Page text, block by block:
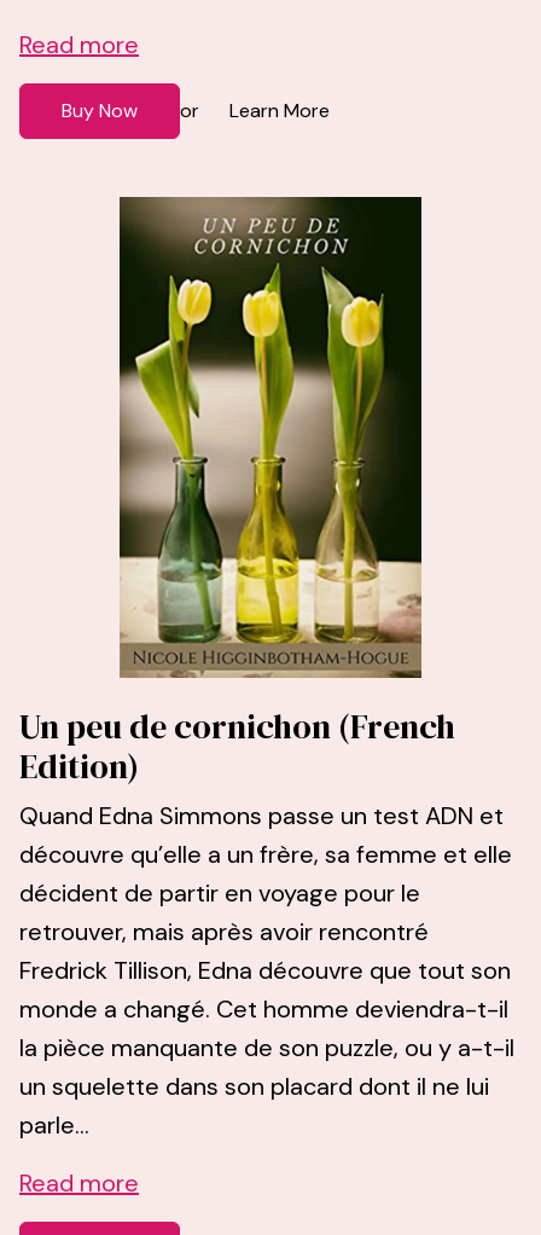
Read more
Buy Now or Learn More
Un peu de cornichon (French
Edition)
Quand Edna Simmons passe un test ADN et
découvre qu’elle a un frère, sa femme et elle
décident de partir en voyage pour le
retrouver, mais après avoir rencontré
Fredrick Tillison, Edna découvre que tout son
monde a changé. Cet homme deviendra-t-il
la pièce manquante de son puzzle, ou y a-t-il
un squelette dans son placard dont il ne lui
parle...
Read more